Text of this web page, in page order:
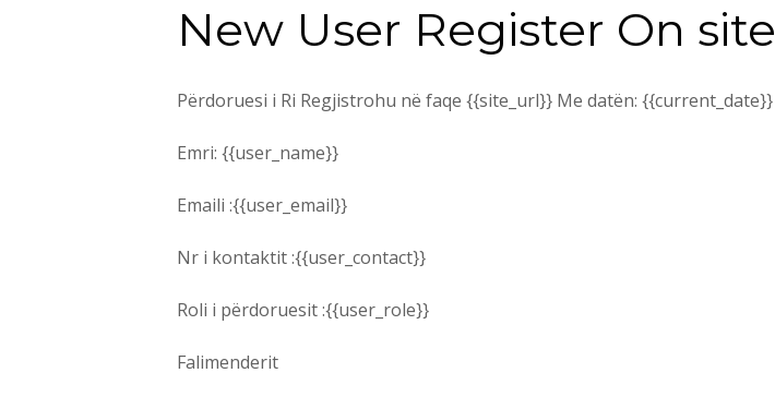
New User Register On site
Përdoruesi i Ri Regjistrohu në faqe {{site_url}} Me datën: {{current_date}}
Emri: {{user_name}}
Emaili :{{user_email}}
Nr i kontaktit :{{user_contact}}
Roli i përdoruesit :{{user_role}}
Falimenderit